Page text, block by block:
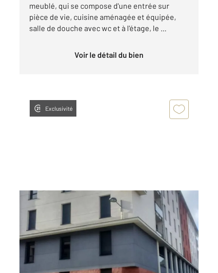
meublé, qui se compose d'une entrée sur
pièce de vie, cuisine aménagée et équipée,
salle de douche avec wc et à l'étage, le ...
Voir le détail du bien
Exclusivité
ROUEN 76
36 m
Ref : 34458
Appartement F2 à louer
598 €
par mois charges comprises